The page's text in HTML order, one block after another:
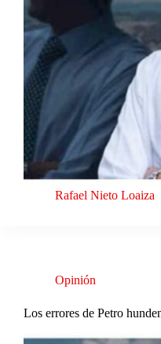
Rafael Nieto Loaiza
Opinión
Los errores de Petro